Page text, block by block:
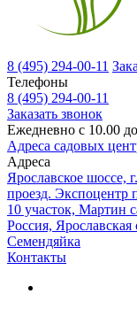
8 (495) 294-00-11
Телефоны
8 (495) 294-00-11
Заказать звонок
Ежедневно с 10.00
Адреса садовых
Адреса
Ярославское
проезд. Экспоцентр
10 участок, Мартин
Россия,
Семендяйка
Контакты